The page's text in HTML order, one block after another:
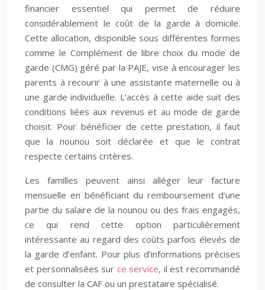
financier essentiel qui permet de réduire
considérablement le coût de la garde à domicile.
Cette allocation, disponible sous différentes formes
comme le Complément de libre choix du mode de
garde (CMG) géré par la PAJE, vise à encourager les
parents à recourir à une assistante maternelle ou à
une garde individuelle. L’accès à cette aide suit des
conditions liées aux revenus et au mode de garde
choisit. Pour bénéficier de cette prestation, il faut
que la nounou soit déclarée et que le contrat
respecte certains critères.
Les familles peuvent ainsi alléger leur facture
mensuelle en bénéficiant du remboursement d’une
partie du salaire de la nounou ou des frais engagés,
ce qui rend cette option particulièrement
intéressante au regard des coûts parfois élevés de
la garde d’enfant. Pour plus d’informations précises
et personnalisées sur ce service, il est recommandé
de consulter la CAF ou un prestataire spécialisé.